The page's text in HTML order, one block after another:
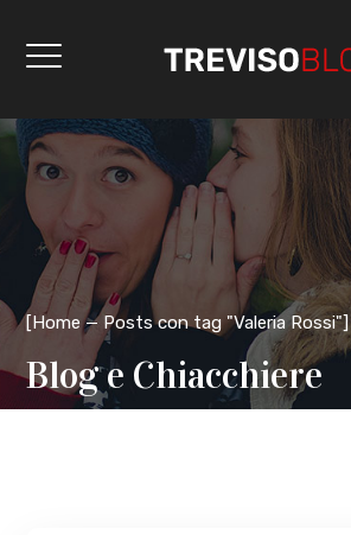
[Home Posts con tag "Valeria Rossi"]
Blog e Chiacchiere